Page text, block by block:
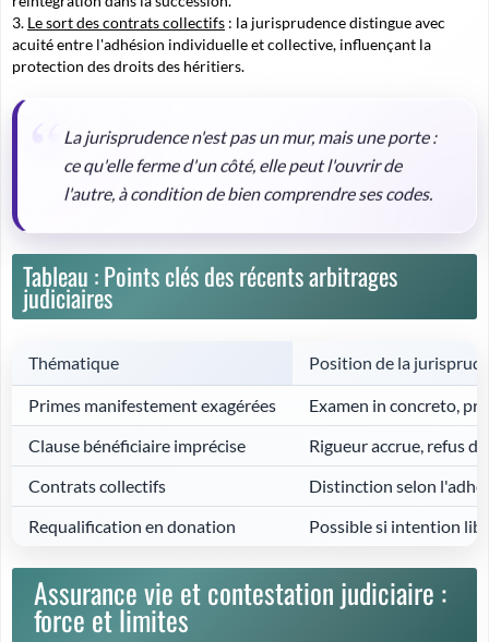
Le sort des contrats collectifs : la jurisprudence distingue avec
acuité entre l'adhésion individuelle et collective, influençant la
protection des droits des héritiers.
La jurisprudence n'est pas un mur, mais une porte :
ce qu'elle ferme d'un côté, elle peut l'ouvrir de
l'autre, à condition de bien comprendre ses codes.
Tableau : Points clés des récents arbitrages
judiciaires
Thématique Position de la
Primes manifestement exagérées
Examen in concreto,
Clause bénéficiaire imprécise
Rigueur accrue, refus
Contrats collectifs
Distinction selon
Requalification en donation
Possible si intention
Assurance vie et contestation judiciaire :
force et limites